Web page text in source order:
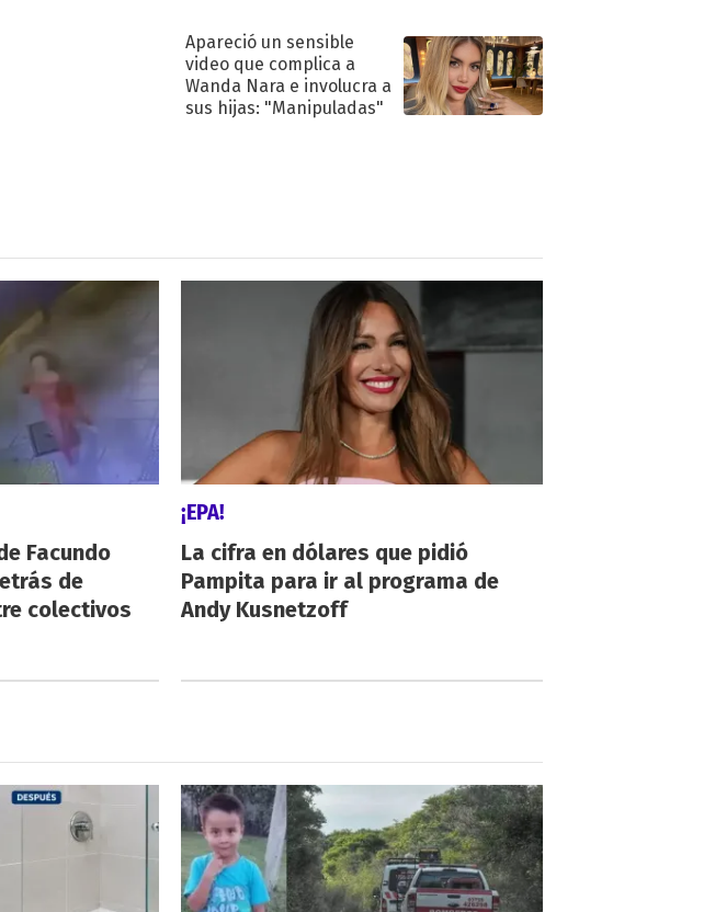
Apareció un sensible
video que complica a
Wanda Nara e involucra a
sus hijas: "Manipuladas"
Facundo
de
colectivos
¡EPA!
La cifra en dólares que pidió
Pampita para ir al programa de
Andy Kusnetzoff